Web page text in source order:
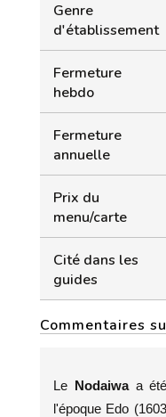
Genre
d'établissement
Fermeture
hebdo
Fermeture
annuelle
Prix du
menu/carte
Cité dans les
guides
Commentaires
Le Nodaiwa a
l'époque Edo